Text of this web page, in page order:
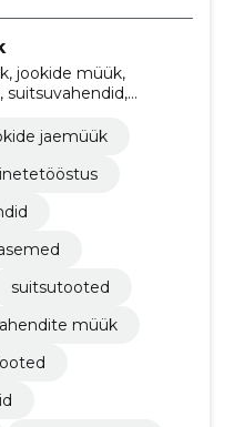
jookide müük,
tubakatoodete müük,
jaemüük
suitsutooted
müük